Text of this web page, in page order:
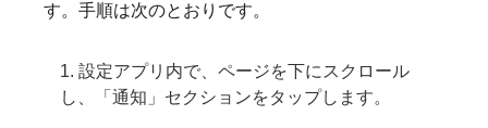
す。手順は次のとおりです。
1. 設定アプリ内で、ページを下にスクロール
し、「通知」セクションをタップします。